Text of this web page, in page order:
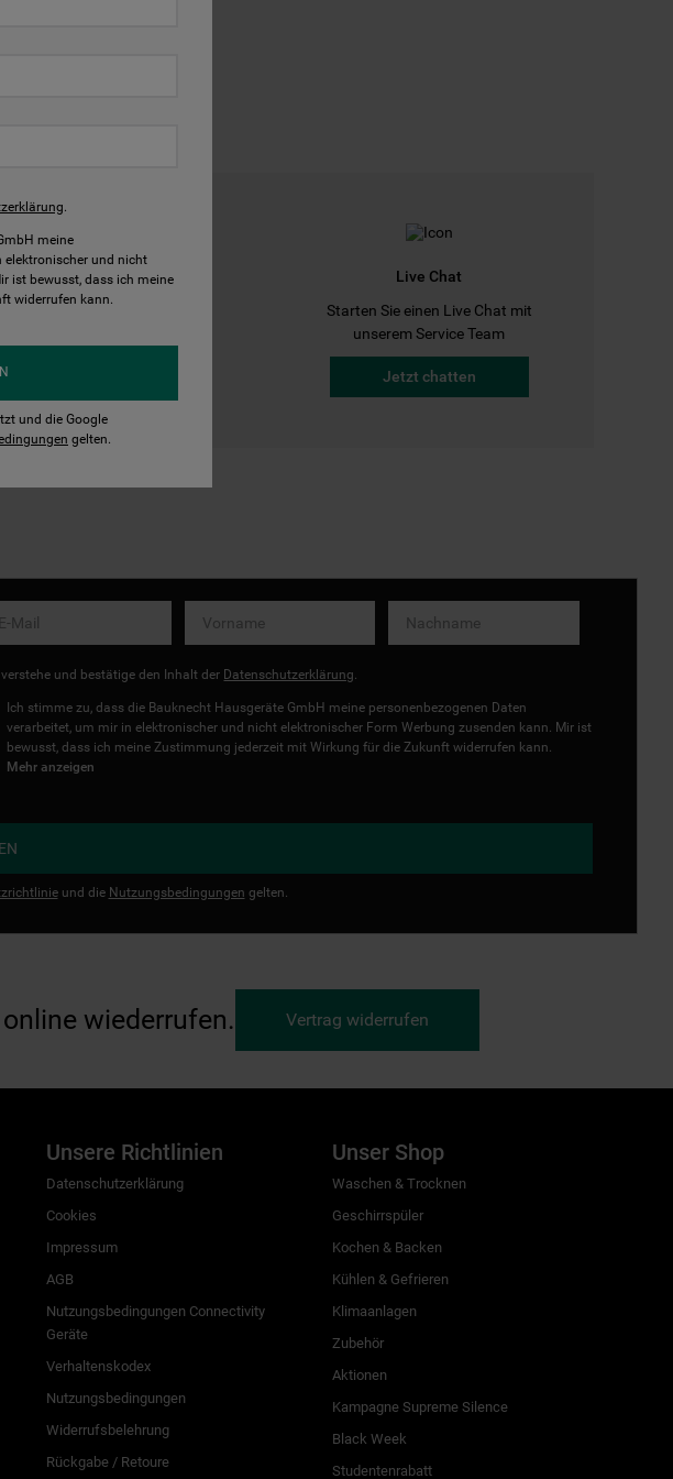
Kontakt
Live Chat
Starten Sie einen Live Chat mit
unserem Service Team
Jetzt chatten
verstehe und bestätige den Inhalt der Datenschutzerklärung
Ich stimme zu, dass die Bauknecht Hausgeräte GmbH meine personenbezogenen Daten
verarbeitet, um mir in elektronischer und nicht elektronischer Form Werbung zusenden kann. Mir ist
bewusst, dass ich meine Zustimmung jederzeit mit Wirkung für die Zukunft widerrufen kann.
Mehr anzeigen
und die Nutzungsbedingungen gelten.
wiederrufen. Vertrag widerrufen
Unsere Richtlinien
Datenschutzerklärung
Cookies
Impressum
AGB
Nutzungsbedingungen Connectivity
Geräte
Verhaltenskodex
Nutzungsbedingungen
Widerrufsbelehrung
Rückgabe / Retoure
Unser Shop
Waschen & Trocknen
Geschirrspüler
Kochen & Backen
Kühlen & Gefrieren
Klimaanlagen
Zubehör
Aktionen
Kampagne Supreme Silence
Black Week
Studentenrabatt
.
meine
elektronischer und nicht
ist bewusst, dass ich meine
widerrufen kann.
und die Google
gelten.